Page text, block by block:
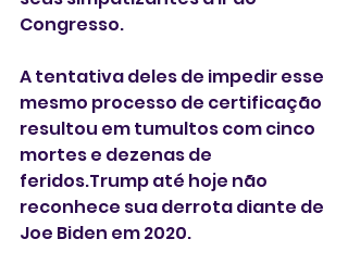
Congresso.
A tentativa deles de impedir esse
mesmo processo de certificação
resultou em tumultos com cinco
mortes e dezenas de
feridos.Trump até hoje não
reconhece sua derrota diante de
Joe Biden em 2020.